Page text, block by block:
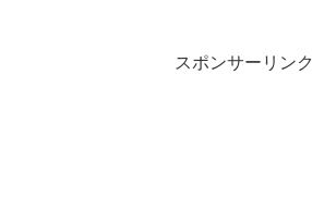
スポンサーリンク